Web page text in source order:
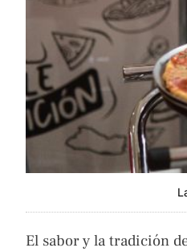
El sabor y la tradición